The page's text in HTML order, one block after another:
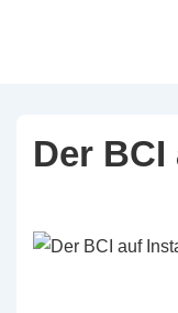
Der